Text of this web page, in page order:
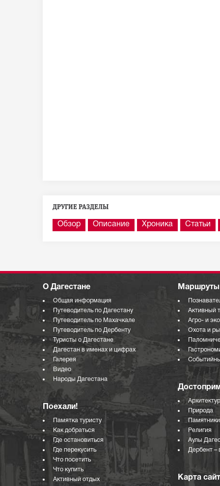
ДРУГИЕ РАЗДЕЛЫ
Обзор Описание Хроника Статьи
О Дагестане
Общая информация
Путеводитель по Дагестану
Путеводитель по Махачкале
Путеводитель по Дербенту
Туристы о Дагестане
Дагестан в именах и цифрах
Галерея
Видео
Народы Дагестана
Поехали!
Памятка туристу
Как добраться
Где остановиться
Где перекусить
Что посетить
Что купить
Активный отдых
Маршруты
Активный
Агро- и
Охота и
Природа
Памятники
Религия
Аулы
Дербент –
Карта